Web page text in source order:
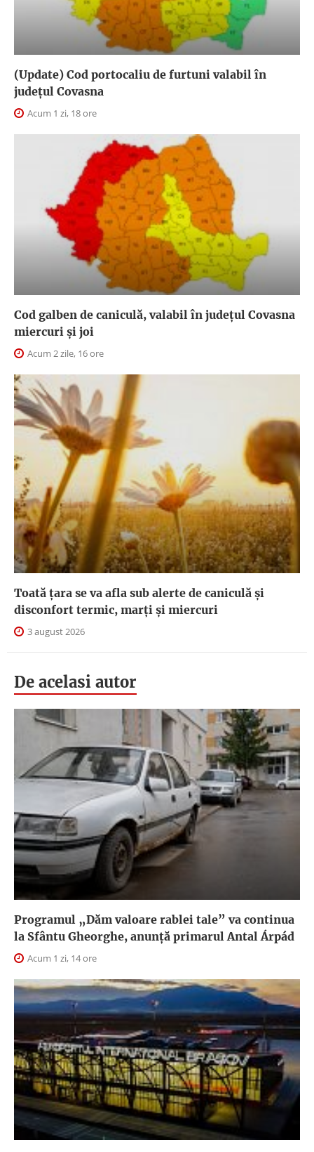
(Update) Cod portocaliu de furtuni valabil în
judeţul Covasna
Acum 1 zi, 18 ore
Cod galben de caniculă, valabil în judeţul Covasna
miercuri și joi
Acum 2 zile, 16 ore
Toată țara se va afla sub alerte de caniculă și
disconfort termic, marți și miercuri
3 august 2026
De acelasi autor
Programul „Dăm valoare rablei tale” va continua
la Sfântu Gheorghe, anunţă primarul Antal Árpád
Acum 1 zi, 14 ore